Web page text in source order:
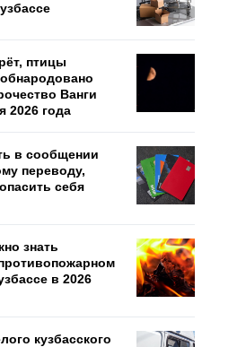
птицы
Ванги
2026 года
в сообщении
переводу,
себя
знать
в 2026
кузбасского